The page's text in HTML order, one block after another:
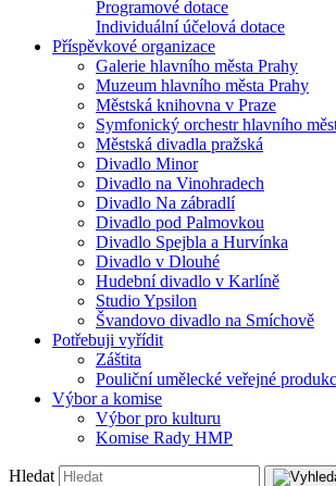
Programové dotace
Individuální účelová dotace
Příspěvkové organizace
Galerie hlavního města Prahy
Muzeum hlavního města Prahy
Městská knihovna v Praze
Symfonický orchestr hlavního
Městská divadla pražská
Divadlo Minor
Divadlo na Vinohradech
Divadlo Na zábradlí
Divadlo pod Palmovkou
Divadlo Spejbla a Hurvínka
Divadlo v Dlouhé
Hudební divadlo v Karlíně
Studio Ypsilon
Švandovo divadlo na Smíchově
Potřebuji vyřídit
Záštita
Pouliční umělecké veřejné
Výbor a komise
Výbor pro kulturu
Komise Rady HMP
Hledat